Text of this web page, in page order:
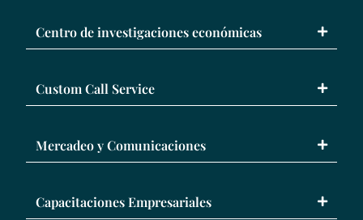
Centro de investigaciones económicas
Custom Call Service
Mercadeo y Comunicaciones
Capacitaciones Empresariales